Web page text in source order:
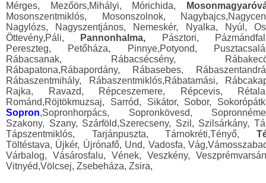
Mérges, Mezőörs,Mihályi, Mórichida,
Mosonszentmiklós, Mosonszolnok,
Nagylózs, Nagyszentjános, Nemeskér, Nyalka, Nyúl,
Öttevény,Páli,
Pannonhalma,
Pásztori,
Pereszteg, Petőháza, Pinnye,Potyond,
Rábacsanak, Rábacsécsény,
Rábapatona,Rábapordány, Rábasebes,
Rábaszentmihály, Rábaszentmiklós,Rábatamási,
Rajka, Ravazd, Répceszemere, Répcevis,
Románd,Röjtökmuzsaj, Sarród, Sikátor, Sobor,
Sopron,Sopronhorpács, Sopronkövesd,
Szakony, Szany, Szárföld,Szerecseny, Szil, Szilsárkány,
Tápszentmiklós, Tarjánpuszta, Tárnokréti,Tényő,
Töltéstava, Újkér, Újrónafő, Und, Vadosfa,
Várbalog, Vásárosfalu, Vének, Veszkény,
Vitnyéd,Völcsej, Zsebeháza, Zsira,